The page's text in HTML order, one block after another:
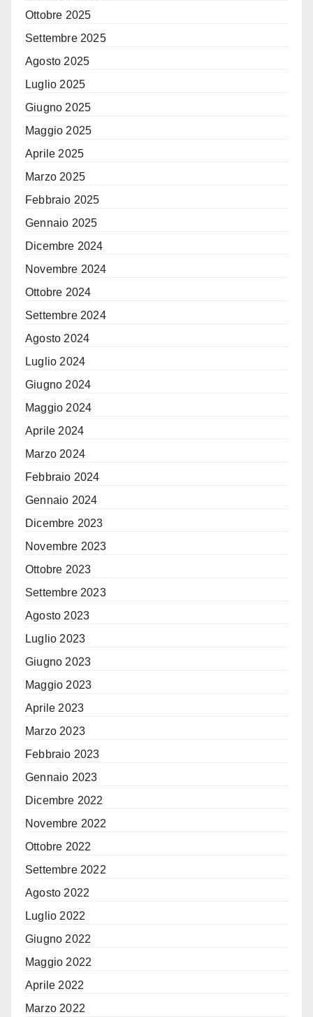
Ottobre 2025
Settembre 2025
Agosto 2025
Luglio 2025
Giugno 2025
Maggio 2025
Aprile 2025
Marzo 2025
Febbraio 2025
Gennaio 2025
Dicembre 2024
Novembre 2024
Ottobre 2024
Settembre 2024
Agosto 2024
Luglio 2024
Giugno 2024
Maggio 2024
Aprile 2024
Marzo 2024
Febbraio 2024
Gennaio 2024
Dicembre 2023
Novembre 2023
Ottobre 2023
Settembre 2023
Agosto 2023
Luglio 2023
Giugno 2023
Maggio 2023
Aprile 2023
Marzo 2023
Febbraio 2023
Gennaio 2023
Dicembre 2022
Novembre 2022
Ottobre 2022
Settembre 2022
Agosto 2022
Luglio 2022
Giugno 2022
Maggio 2022
Aprile 2022
Marzo 2022